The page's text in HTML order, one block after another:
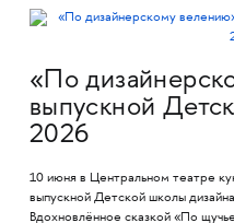
«По
выпускной
2026
10 июня в Центральном театре
выпускной Детской школы
Вдохновлённое сказкой «По